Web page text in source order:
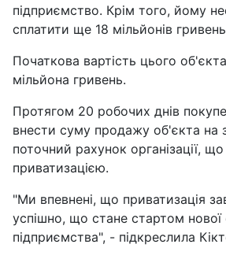
підприємство. Крім того, йому
сплатити ще 18 мільйонів
Початкова вартість цього
мільйона гривень.
Протягом 20 робочих днів
внести суму продажу об'єкта на
поточний рахунок організації,
приватизацією.
"Ми впевнені, що приватизація
успішно, що стане стартом нової
підприємства", - підкреслила